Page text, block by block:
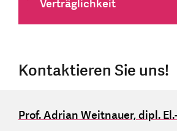
Verträglichkeit
Kontaktieren Sie uns!
Prof. Adrian Weitnauer, dipl.